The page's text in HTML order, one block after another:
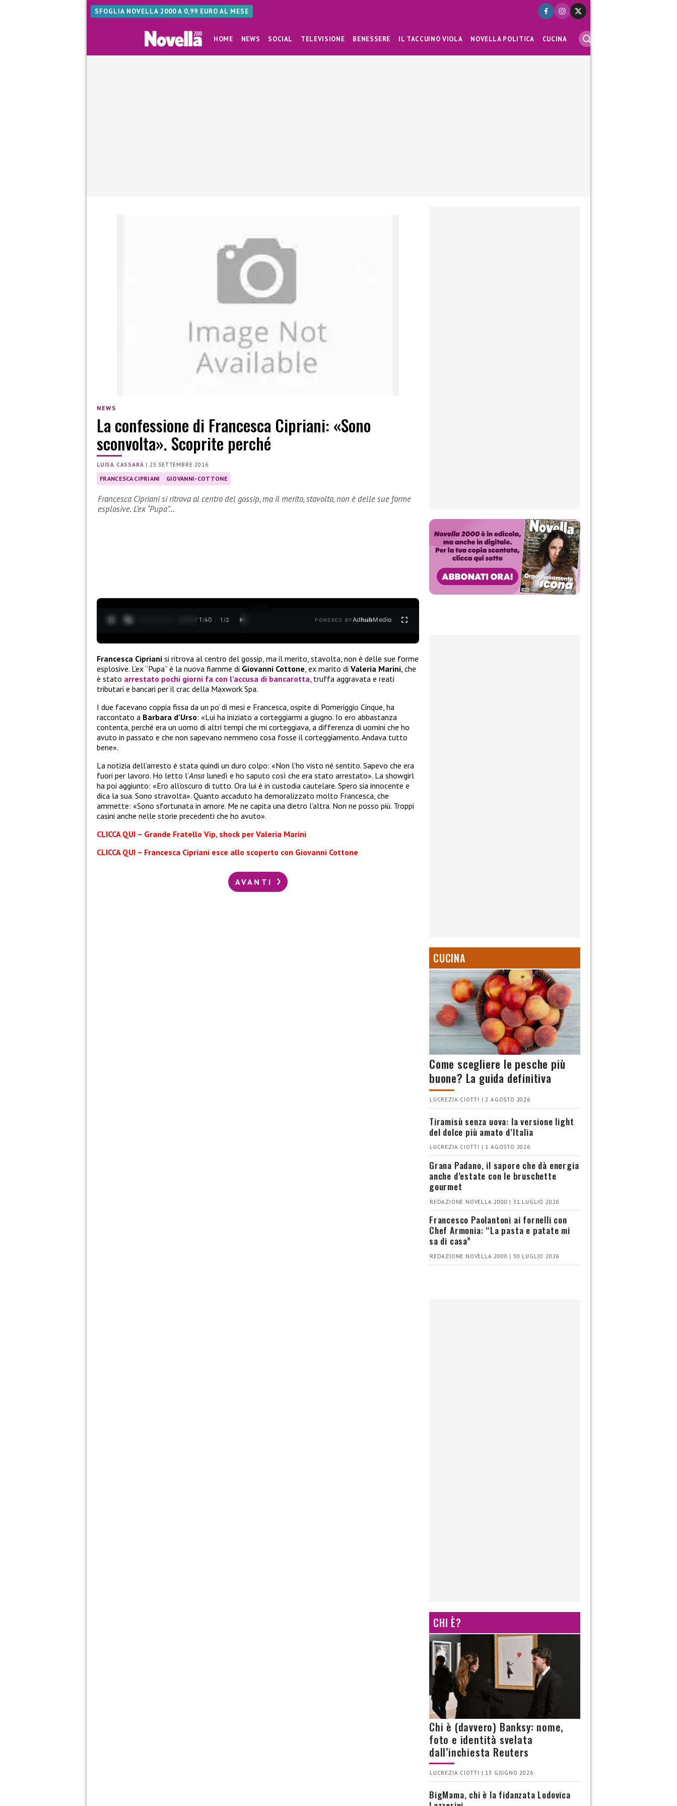
SFOGLIA NOVELLA 2000 A 0,99 EURO AL MESE
HOME NEWS SOCIAL TELEVISIONE BENESSERE IL TACCUINO VIOLA NOVELLA POLITICA CUCINA
NEWS
La confessione di Francesca Cipriani: «Sono
sconvolta». Scoprite perché
LUISA CASSARÀ | 23 SETTEMBRE 2016
FRANCESCA CIPRIANI GIOVANNI-COTTONE
Francesca Cipriani si ritrova al centro del gossip, ma il merito, stavolta, non è delle sue forme
esplosive. L’ex “Pupa”…
0:14 / 1:40 1 /2 POWERED BYAdhubMedia
Francesca Cipriani si ritrova al centro del gossip, ma il merito, stavolta, non è delle sue forme
esplosive. L’ex “Pupa” è la nuova fiamme di Giovanni Cottone , ex marito di Valeria Marini , che
è stato arrestato pochi giorni fa con l’accusa di bancarotta , truffa aggravata e reati
tributari e bancari per il crac della Maxwork Spa.
I due facevano coppia fissa da un po’ di mesi e Francesca, ospite di Pomeriggio Cinque, ha
raccontato a Barbara d’Urso: «Lui ha iniziato a corteggiarmi a giugno. Io ero abbastanza
contenta, perché era un uomo di altri tempi che mi corteggiava, a differenza di uomini che ho
avuto in passato e che non sapevano nemmeno cosa fosse il corteggiamento. Andava tutto
bene».
La notizia dell’arresto è stata quindi un duro colpo: «Non l’ho visto né sentito. Sapevo che era
fuori per lavoro. Ho letto l’Ansa lunedì e ho saputo così che era stato arrestato». La showgirl
ha poi aggiunto: «Ero all’oscuro di tutto. Ora lui è in custodia cautelare. Spero sia innocente e
dica la sua. Sono stravolta». Quanto accaduto ha demoralizzato molto Francesca, che
ammette: «Sono sfortunata in amore. Me ne capita una dietro l’altra. Non ne posso più. Troppi
casini anche nelle storie precedenti che ho avuto».
CLICCA QUI – Grande Fratello Vip, shock per Valeria Marini
CLICCA QUI – Francesca Cipriani esce allo scoperto con Giovanni Cottone
AVANTI
CUCINA
Come scegliere le pesche più
buone? La guida definitiva
LUCREZIA CIOTTI | 2 AGOSTO 2026
Tiramisù senza uova: la versione light
del dolce più amato d’Italia
LUCREZIA CIOTTI | 1 AGOSTO 2026
Grana Padano, il sapore che dà energia
anche d’estate con le bruschette
gourmet
REDAZIONE NOVELLA 2000 | 31 LUGLIO 2026
Francesco Paolantoni ai fornelli con
Chef Armonia: “La pasta e patate mi
sa di casa”
REDAZIONE NOVELLA 2000 | 30 LUGLIO 2026
CHI È?
Chi è (davvero) Banksy: nome,
foto e identità svelata
dall’inchiesta Reuters
LUCREZIA CIOTTI | 13 GIUGNO 2026
BigMama, chi è la fidanzata Lodovica